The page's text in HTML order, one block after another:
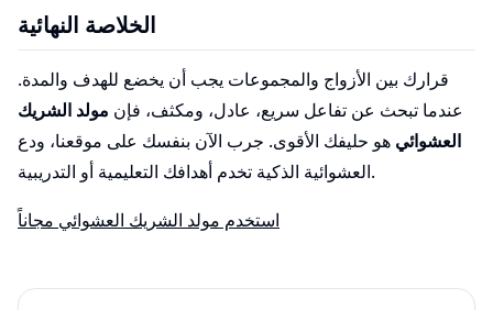
الخلاصة النهائية
قرارك بين الأزواج والمجموعات يجب أن يخضع للهدف والمدة.
عندما تبحث عن تفاعل سريع، عادل، ومكثف، فإن مولد الشريك
العشوائي هو حليفك الأقوى. جرب الآن بنفسك على موقعنا، ودع
العشوائية الذكية تخدم أهدافك التعليمية أو التدريبية.
استخدم مولد الشريك العشوائي مجاناً